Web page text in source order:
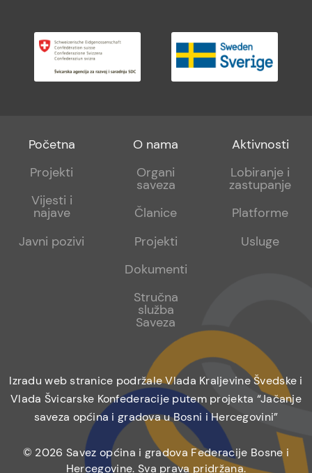
Footer
menu
Početna
Projekti
Vijesti i
najave
Javni pozivi
Footer
sub
O nama
Organi
saveza
Članice
Projekti
Dokumenti
Stručna
služba
Saveza
Footer
sub
Aktivnosti
Lobiranje i
zastupanje
Platforme
Usluge
Izradu web stranice podržale Vlada Kraljevine Švedske i
Vlada Švicarske Konfederacije putem projekta “Jačanje
saveza općina i gradova u Bosni i Hercegovini”
© 2026 Savez općina i gradova Federacije Bosne i
Hercegovine. Sva prava pridržana.